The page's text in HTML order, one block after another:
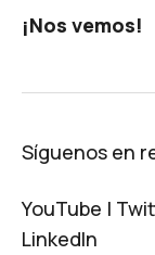
¡Nos vemos!
Síguenos en
YouTube |
LinkedIn